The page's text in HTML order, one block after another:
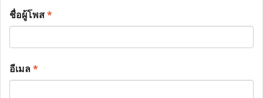
ชื่อผู้โพส*
อีเมล*